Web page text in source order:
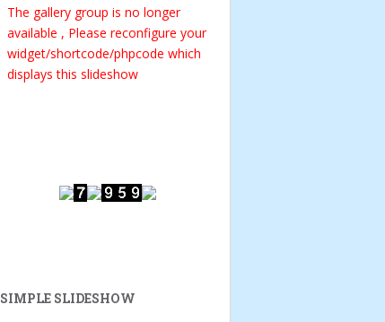
The gallery group is no longer
available , Please reconfigure your
widget/shortcode/phpcode which
displays this slideshow
SIMPLE SLIDESHOW